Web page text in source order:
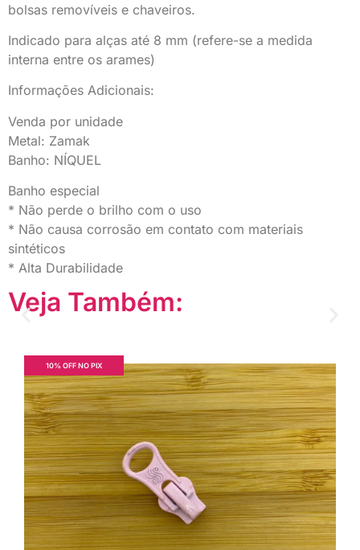
bolsas removíveis e chaveiros.
Indicado para alças até 8 mm (refere-se a medida
interna entre os arames)
Informações Adicionais:
Venda por unidade
Metal: Zamak
Banho: NÍQUEL
Banho especial
* Não perde o brilho com o uso
* Não causa corrosão em contato com materiais
sintéticos
* Alta Durabilidade
Veja Também:
10% OFF NO PIX